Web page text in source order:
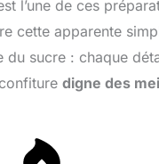
l’une de ces
cette apparente
sucre : chaque
digne des